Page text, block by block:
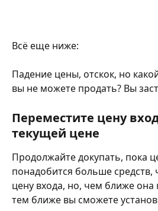
Всё еще ниже:
Падение цены, отскок, но
вы не можете продать? Вы
Переместите цену
текущей цене
Продолжайте докупать, пока
понадобится больше средств,
цену входа, но, чем ближе
тем ближе вы сможете